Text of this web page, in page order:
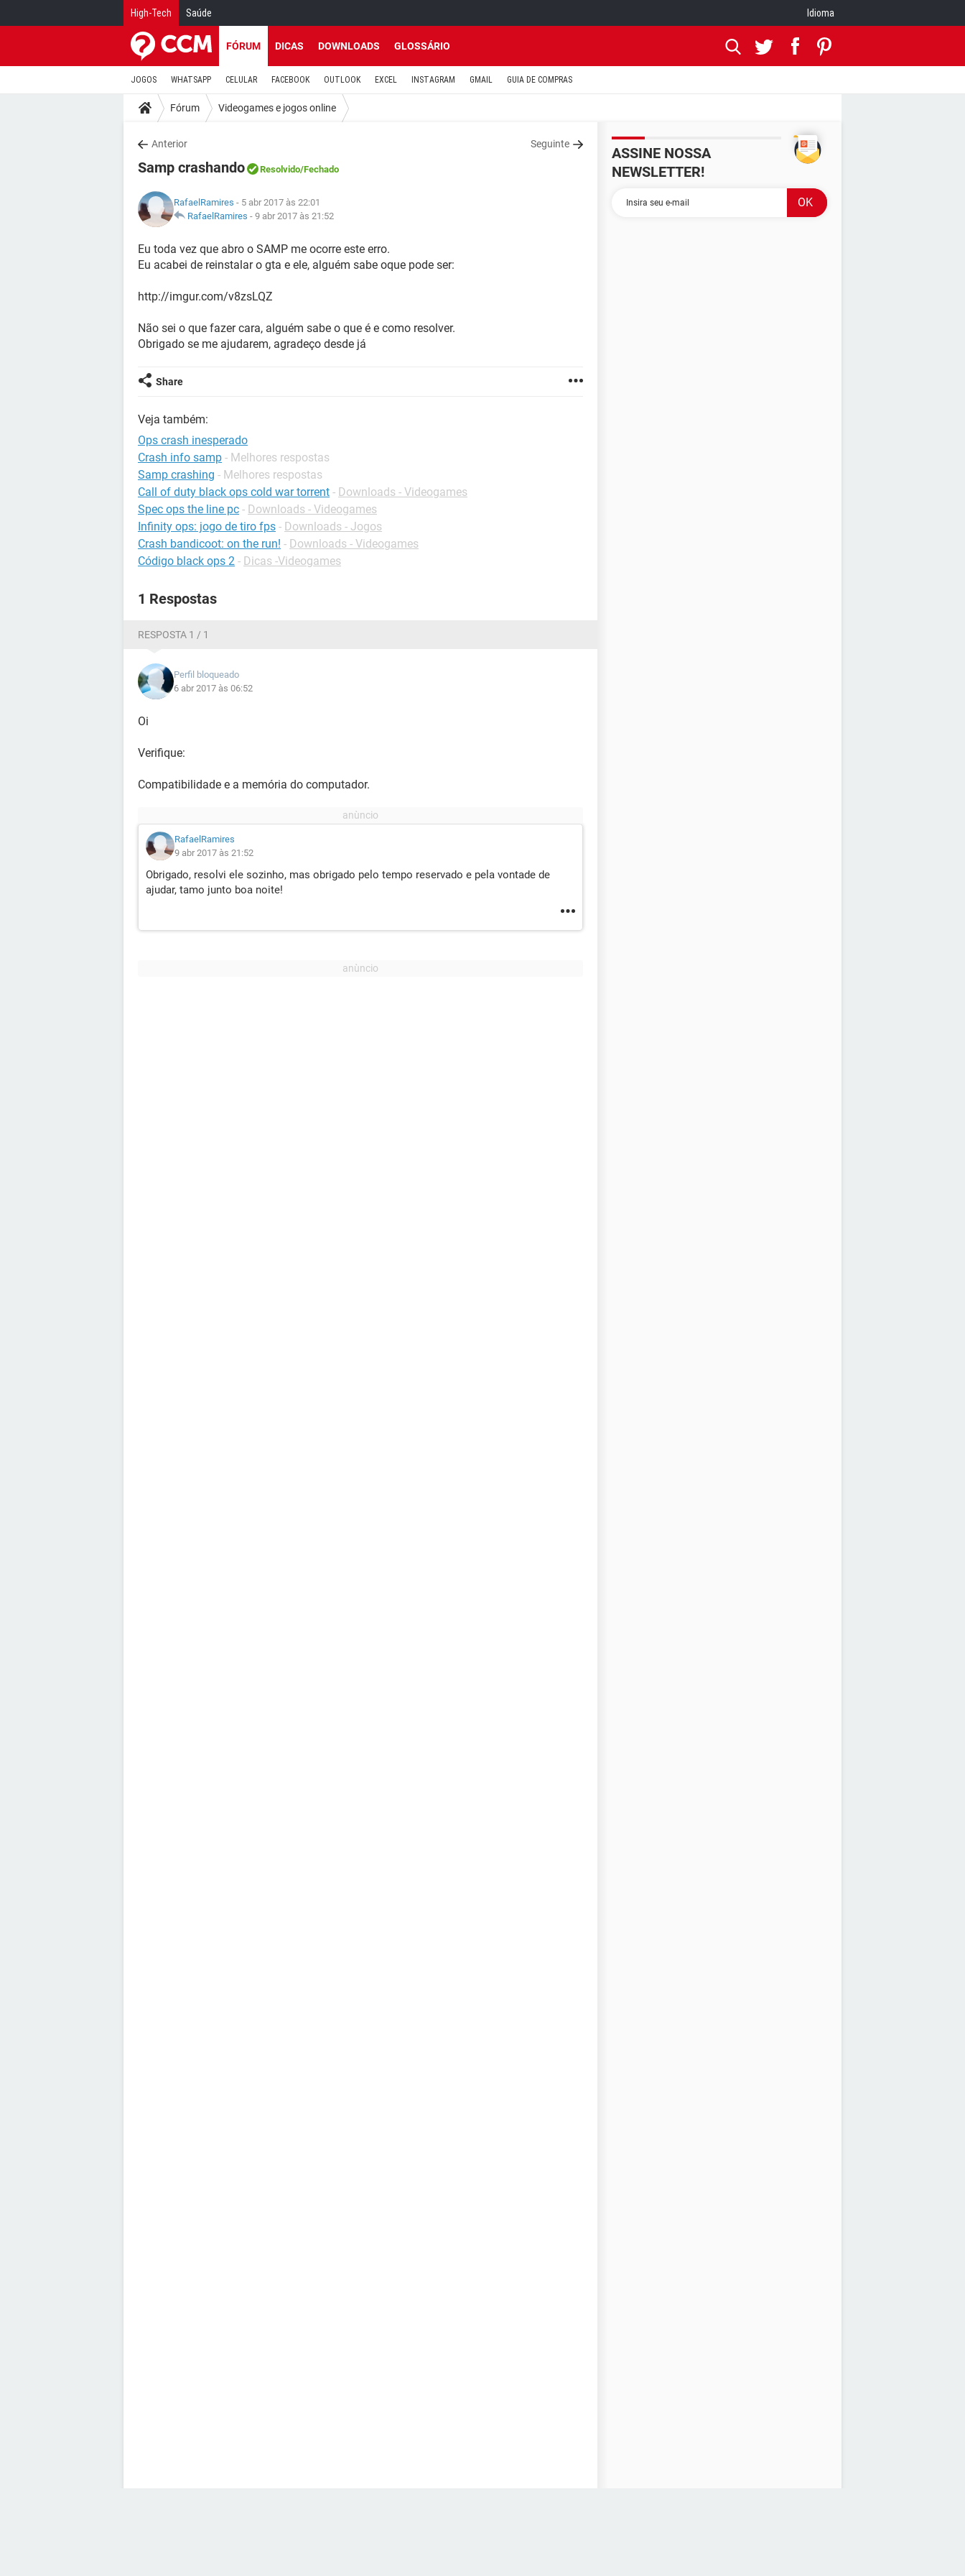
High-Tech Saúde Idioma
FÓRUM DICAS DOWNLOADS GLOSSÁRIO
JOGOS WHATSAPP CELULAR FACEBOOK OUTLOOK EXCEL INSTAGRAM GMAIL GUIA DE COMPRAS
Fórum Videogames e jogos online
Anterior Seguinte
Samp crashando Resolvido/Fechado
RafaelRamires - 5 abr 2017 às 22:01
RafaelRamires - 9 abr 2017 às 21:52
Eu toda vez que abro o SAMP me ocorre este erro.
Eu acabei de reinstalar o gta e ele, alguém sabe oque pode ser:
http://imgur.com/v8zsLQZ
Não sei o que fazer cara, alguém sabe o que é e como resolver.
Obrigado se me ajudarem, agradeço desde já
Share
Veja também:
Ops crash inesperado
Crash info samp - Melhores respostas
Samp crashing - Melhores respostas
Call of duty black ops cold war torrent - Downloads - Videogames
Spec ops the line pc - Downloads - Videogames
Infinity ops: jogo de tiro fps - Downloads - Jogos
Crash bandicoot: on the run! - Downloads - Videogames
Código black ops 2 - Dicas -Videogames
1 Respostas
RESPOSTA 1 / 1
Perfil bloqueado
6 abr 2017 às 06:52
Oi
Verifique:
Compatibilidade e a memória do computador.
RafaelRamires
9 abr 2017 às 21:52
Obrigado, resolvi ele sozinho, mas obrigado pelo tempo reservado e pela vontade de
ajudar, tamo junto boa noite!
ASSINE NOSSA
NEWSLETTER!